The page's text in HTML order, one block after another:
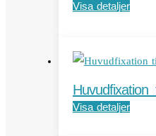
Visa detaljer
Visa detaljer